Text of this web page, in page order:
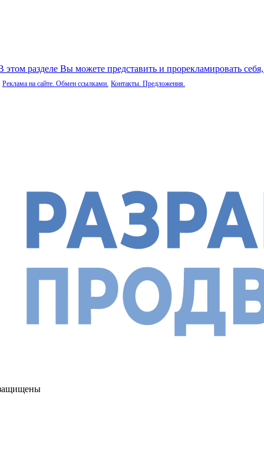
этом разделе Вы можете представить и прорекламировать
Реклама на сайте. Обмен ссылками. Контакты. Предложения.